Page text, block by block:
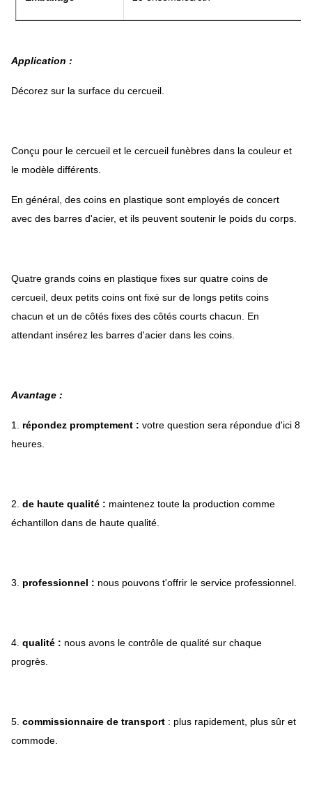
Application :
Décorez sur la surface du cercueil.
Conçu pour le cercueil et le cercueil funèbres dans la couleur et
le modèle différents.
En général, des coins en plastique sont employés de concert
avec des barres d'acier, et ils peuvent soutenir le poids du corps.
Quatre grands coins en plastique fixes sur quatre coins de
cercueil, deux petits coins ont fixé sur de longs petits coins
chacun et un de côtés fixes des côtés courts chacun. En
attendant insérez les barres d'acier dans les coins.
Avantage :
1. répondez promptement : votre question sera répondue d'ici 8
heures.
2. de haute qualité : maintenez toute la production comme
échantillon dans de haute qualité.
3. professionnel : nous pouvons t'offrir le service professionnel.
4. qualité : nous avons le contrôle de qualité sur chaque
progrès.
5. commissionnaire de transport : plus rapidement, plus sûr et
commode.